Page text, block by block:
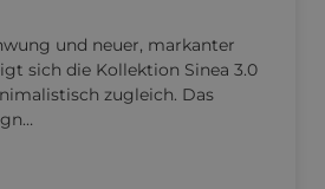
und neuer, markanter
sich die Kollektion Sinea 3.0
zugleich. Das